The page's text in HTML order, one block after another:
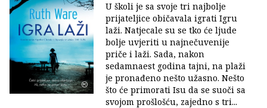
U školi je sa svoje tri najbolje
prijateljice običavala igrati Igru
laži. Natjecale su se tko će ljude
bolje uvjeriti u najnečuvenije
priče i laži. Sada, nakon
sedamnaest godina tajni, na plaži
je pronađeno nešto užasno. Nešto
što će primorati Isu da se suoči sa
svojom prošlošću, zajedno s tri...